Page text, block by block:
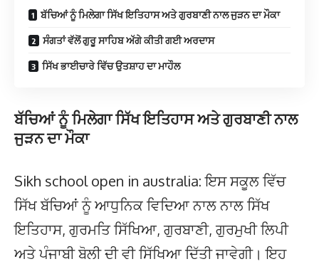
ਬੱਚਿਆਂ ਨੂੰ ਮਿਲੇਗਾ ਸਿੱਖ ਇਤਿਹਾਸ ਅਤੇ ਗੁਰਬਾਣੀ ਨਾਲ ਜੁੜਨ ਦਾ ਮੌਕਾ
ਸੰਗਤਾਂ ਵੱਲੋਂ ਗੁਰੂ ਸਾਹਿਬ ਅੱਗੇ ਕੀਤੀ ਗਈ ਅਰਦਾਸ
ਸਿੱਖ ਭਾਈਚਾਰੇ ਵਿੱਚ ਉਤਸ਼ਾਹ ਦਾ ਮਾਹੌਲ
ਬੱਚਿਆਂ ਨੂੰ ਮਿਲੇਗਾ ਸਿੱਖ ਇਤਿਹਾਸ ਅਤੇ ਗੁਰਬਾਣੀ ਨਾਲ
ਜੁੜਨ ਦਾ ਮੌਕਾ
Sikh school open in australia: ਇਸ ਸਕੂਲ ਵਿੱਚ
ਸਿੱਖ ਬੱਚਿਆਂ ਨੂੰ ਆਧੁਨਿਕ ਵਿਦਿਆ ਨਾਲ ਨਾਲ ਸਿੱਖ
ਇਤਿਹਾਸ, ਗੁਰਮਤਿ ਸਿੱਖਿਆ, ਗੁਰਬਾਣੀ, ਗੁਰਮੁਖੀ ਲਿਪੀ
ਅਤੇ ਪੰਜਾਬੀ ਬੋਲੀ ਦੀ ਵੀ ਸਿੱਖਿਆ ਦਿੱਤੀ ਜਾਵੇਗੀ। ਇਹ